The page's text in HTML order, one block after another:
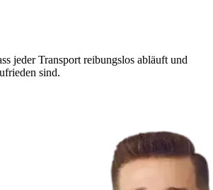
jeder Transport reibungslos abläuft und
sind.